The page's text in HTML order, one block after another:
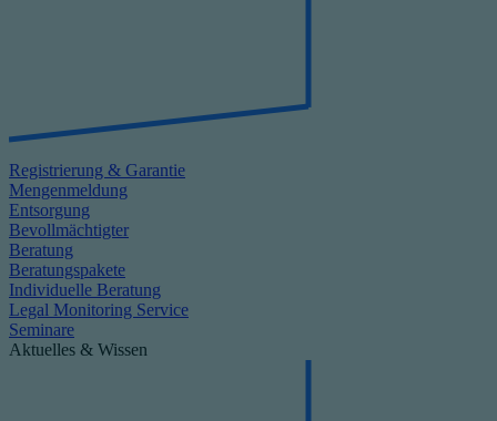
Registrierung & Garantie
Mengenmeldung
Entsorgung
Bevollmächtigter
Beratung
Beratungspakete
Individuelle Beratung
Legal Monitoring Service
Seminare
Aktuelles & Wissen